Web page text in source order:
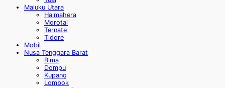
Maluku Utara
Halmahera
Morotai
Ternate
Tidore
Mobil
Nusa Tenggara Barat
Bima
Dompu
Kupang
Lombok